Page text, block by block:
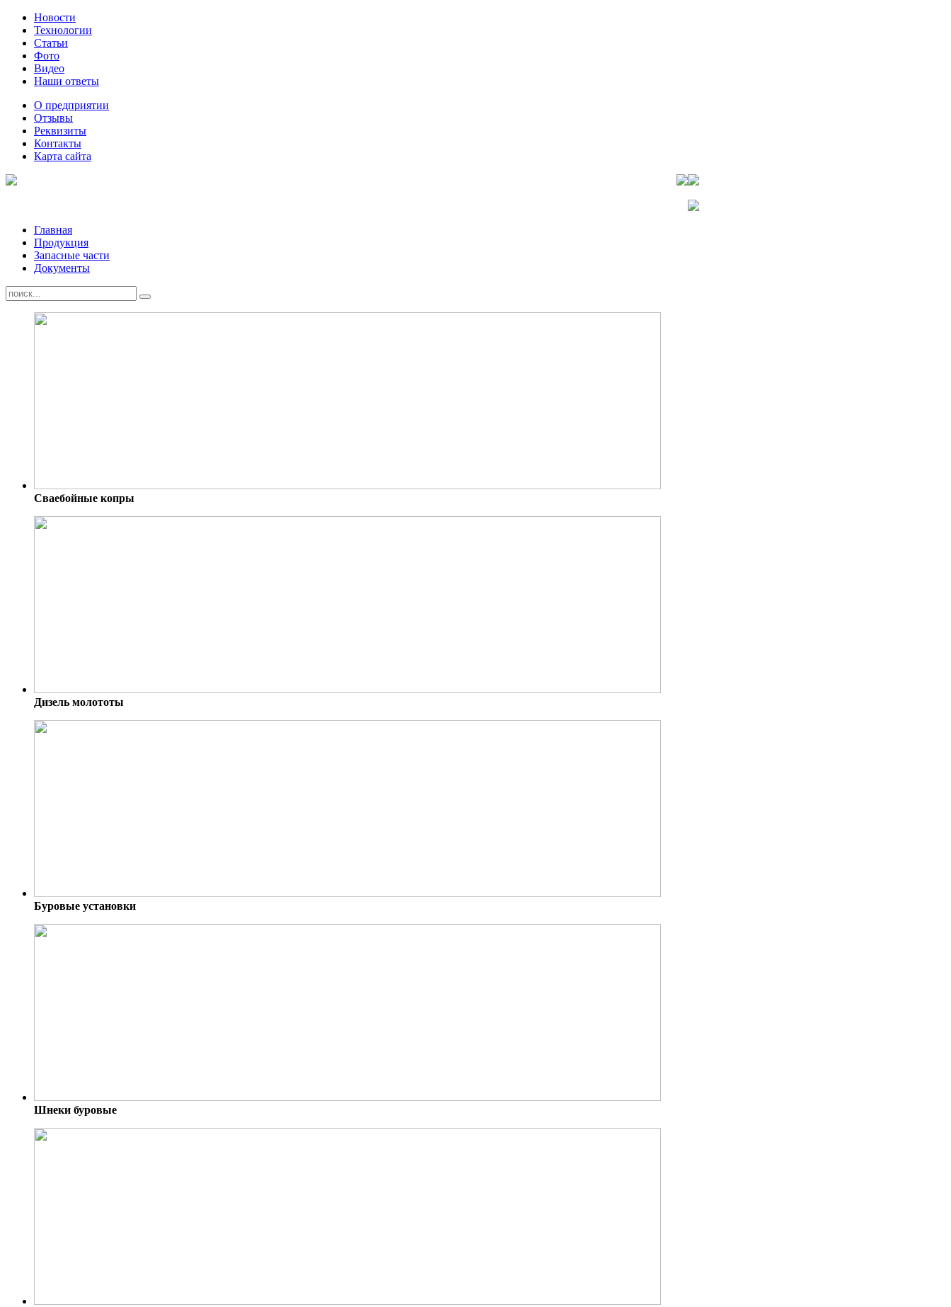
Новости
Технологии
Статьи
Фото
Видео
Наши ответы
О предприятии
Отзывы
Реквизиты
Контакты
Карта сайта
Главная
Продукция
Запасные части
Документы
Сваебойные копры
Дизель молототы
Буровые установки
Шнеки буровые